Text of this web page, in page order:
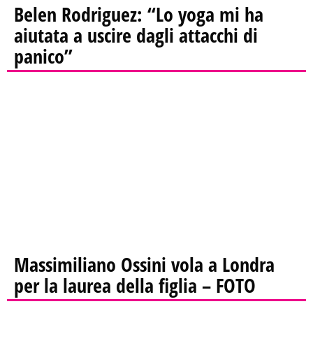
Belen Rodriguez: “Lo yoga mi ha
aiutata a uscire dagli attacchi di
panico”
Massimiliano Ossini vola a Londra
per la laurea della figlia – FOTO